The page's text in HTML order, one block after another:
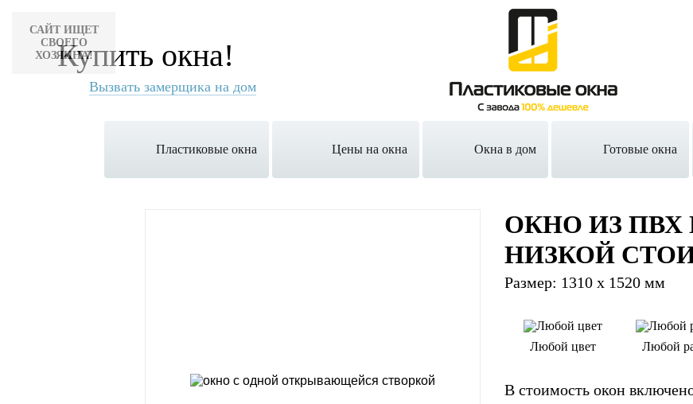
Купить окна!
Вызвать замерщика на дом
Пластиковые окна Цены на окна Окна в дом Готовые окна
ОКНО ИЗ ПВХ
НИЗКОЙ
Размер: 1310 х 1520 мм
Любой цвет Любой
В стоимость окон
САЙТ ИЩЕТ
СВОЕГО
ХОЗЯИНА!